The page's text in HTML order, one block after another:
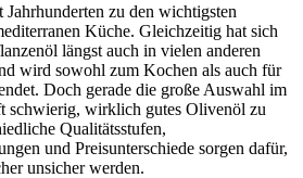
zu den wichtigsten
Küche. Gleichzeitig hat sich
längst auch in vielen anderen
wird sowohl zum Kochen als auch für
Doch gerade die große Auswahl im
schwierig, wirklich gutes Olivenöl zu
Qualitätsstufen,
und Preisunterschiede sorgen dafür,
unsicher werden.